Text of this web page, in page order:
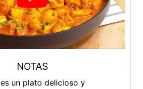
NOTAS
un plato delicioso y